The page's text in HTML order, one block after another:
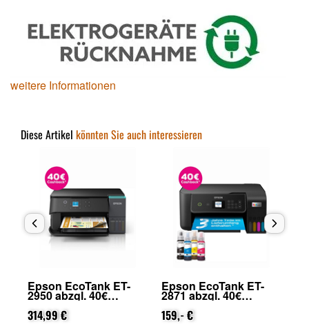
weitere Informationen
Diese Artikel könnten Sie auch interessieren
Epson EcoTank ET-
2950 abzgl. 40€
Cashback (von Epson
nach Registrierung)
314,99 €
Epson EcoTank ET-
2871 abzgl. 40€
Cashback (von Epson
nach Registrierung)
159,- €